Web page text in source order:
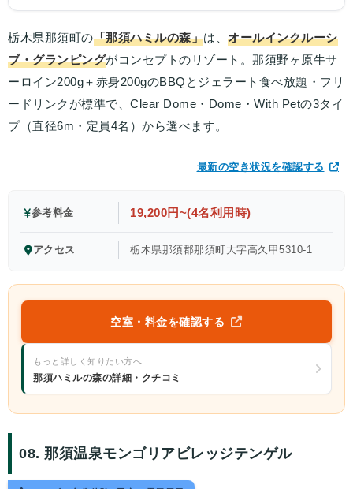
栃木県那須町の「那須ハミルの森」は、 オールインクルーシ
ブ・グランピングがコンセプトのリゾート。那須野ヶ原牛サ
ーロイン200g＋赤身200gのBBQとジェラート食べ放題・フリ
ードリンクが標準で、Clear Dome・Dome・With Petの3タイ
プ（直径6m・定員4名）から選べます。
最新の空き状況を確認する
参考料金 19,200円~(4名利用時)
アクセス 栃木県那須郡那須町大字高久甲5310-1
空室・料金を確認する
もっと詳しく知りたい方へ
那須ハミルの森の詳細・クチコミ
08. 那須温泉モンゴリアビレッジテンゲル